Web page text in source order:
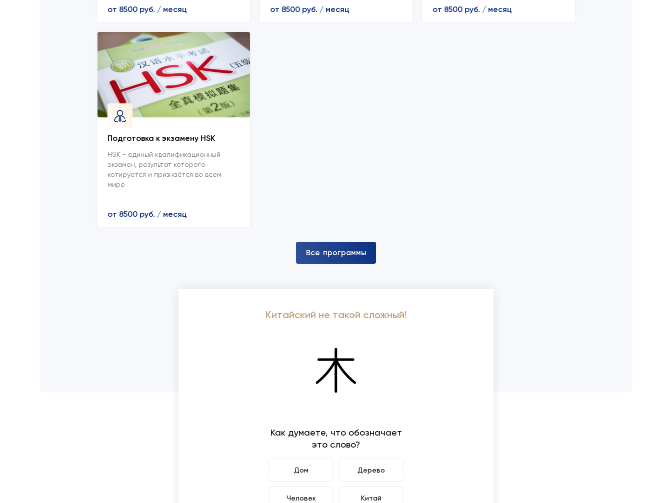
от 8500 руб. / месяц от 8500 руб. / месяц от 8500 руб. / месяц
Подготовка к экзамену HSK
HSK - единый квалификационный
экзамен, результат которого
котируется и признаётся во всем
мире
от 8500 руб. / месяц
Все программы
Китайский не такой сложный!
Как думаете, что обозначает
это слово?
Дом Дерево
Человек Китай